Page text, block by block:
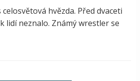
hvězda. Před dvaceti
lidí neznalo. Známý wrestler se